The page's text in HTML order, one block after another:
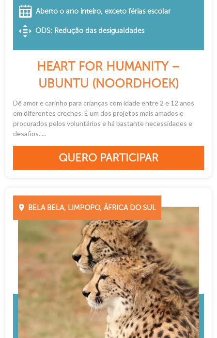
Aberto o ano inteiro, exceto férias escolar
ODS: Redução das desigualdades
HEART FOR HUMANITY –
UBUNTU (NOORDHOEK)
Dê amor e carinho para crianças com idade entre 2 e 12 anos
em diferentes creches. É um dos projetos mais amados e
procurados pelos voluntários e há bastante necessidades e
desafios. ...
QUERO PARTICIPAR
BELA BELA, LIMPOPO, ÁFRICA DO SUL